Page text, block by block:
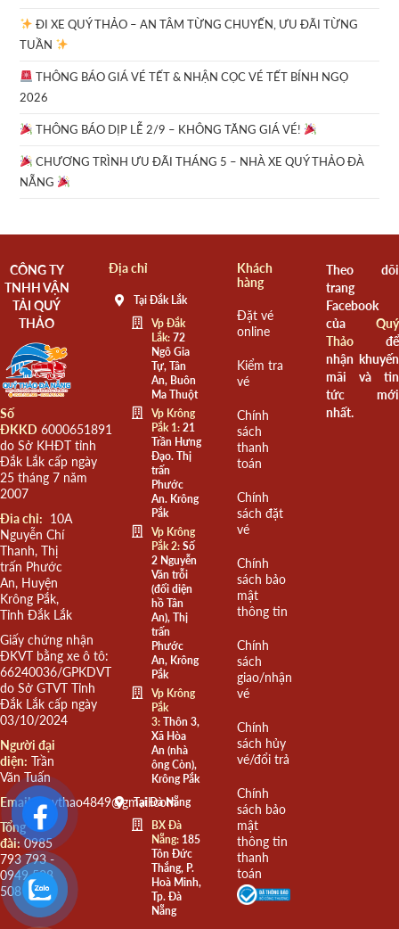
ĐI XE QUÝ THẢO – AN TÂM TỪNG CHUYẾN, ƯU ĐÃI TỪNG
TUẦN
THÔNG BÁO GIÁ VÉ TẾT & NHẬN CỌC VÉ TẾT BÍNH NGỌ
2026
THÔNG BÁO DỊP LỄ 2/9 – KHÔNG TĂNG GIÁ VÉ!
CHƯƠNG TRÌNH ƯU ĐÃI THÁNG 5 – NHÀ XE QUÝ THẢO ĐÀ
NẴNG
CÔNG TY
TNHH VẬN
TẢI QUÝ
THẢO
Số
ĐKKD 6000651891
do Sở KHĐT tỉnh
Đắk Lắk cấp ngày
25 tháng 7 năm
2007
Đia chỉ: 10A
Nguyễn Chí
Thanh, Thị
trấn Phước
An, Huyện
Krông Pắk,
Tỉnh Đắk Lắk
Giấy chứng nhận
ĐKVT bằng xe ô tô:
66240036/GPKDVT
do Sở GTVT Tỉnh
Đắk Lắk cấp ngày
03/10/2024
Người đại
diện: Trần
Văn Tuấn
Email: quythao4849@gmail.com
Tổng
đài: 0985
793 793 -
0949 508
508
Địa chỉ
Tại Đắk Lắk
Vp Đắk
Lắk:72
Ngô Gia
Tự, Tân
An, Buôn
Ma Thuột
Vp Krông
Pắk 1:21
Trần Hưng
Đạo. Thị
trấn
Phước
An. Krông
Pắk
Vp Krông
Pắk 2:Số
2 Nguyễn
Văn trỗi
(đối diện
hồ Tân
An), Thị
trấn
Phước
An, Krông
Pắk
Vp Krông
Pắk
3:Thôn 3,
Xã Hòa
An (nhà
ông Còn),
Krông Pắk
Tại Đà Nẵng
BX Đà
Nẵng:185
Tôn Đức
Thắng, P.
Hoà Minh,
Tp. Đà
Nẵng
Khách
hàng
Đặt vé
online
Kiểm tra
vé
Chính
sách
thanh
toán
Chính
sách đặt
vé
Chính
sách bảo
mật
thông tin
Chính
sách
giao/nhận
vé
Chính
sách hủy
vé/đổi trả
Chính
sách bảo
mật
thông tin
thanh
toán
Theo dõi
trang
Facebook
của Quý
Thảođể
nhận khuyến
mãi và tin
tức mới
nhất.